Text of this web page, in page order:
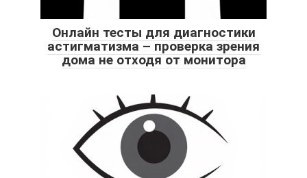
Онлайн тесты для диагностики
астигматизма – проверка зрения
дома не отходя от монитора